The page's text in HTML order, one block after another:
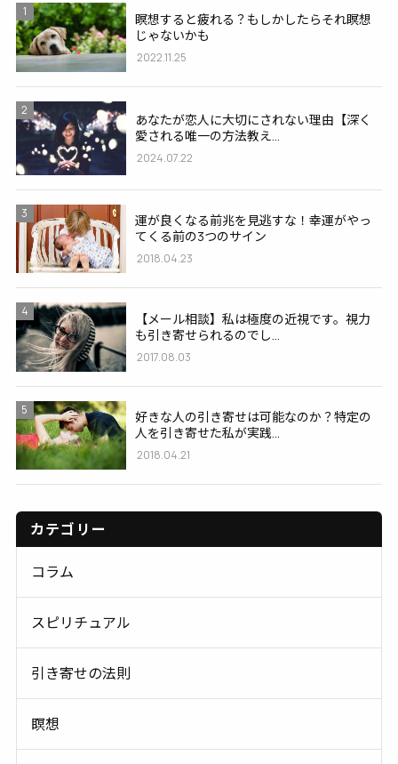
1
瞑想すると疲れる？もしかしたらそれ瞑想
じゃないかも
2022.11.25
2
あなたが恋人に大切にされない理由【深く
愛される唯一の方法教え...
2024.07.22
3
運が良くなる前兆を見逃すな！幸運がやっ
てくる前の3つのサイン
2018.04.23
4
【メール相談】私は極度の近視です。視力
も引き寄せられるのでし...
2017.08.03
5
好きな人の引き寄せは可能なのか？特定の
人を引き寄せた私が実践...
2018.04.21
カテゴリー
コラム
スピリチュアル
引き寄せの法則
瞑想